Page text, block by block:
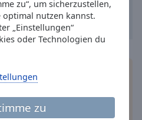
zu“, um sicherzustellen,
optimal nutzen kannst.
„Einstellungen“
oder Technologien du
zu
Gratisapp
Radio Box-App und hören
online an, wo Sie immer